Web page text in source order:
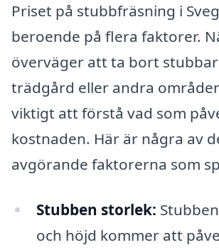
Priset på stubbfräsning i
beroende på flera faktorer.
överväger att ta bort
trädgård eller andra
viktigt att förstå vad som
kostnaden. Här är några av
avgörande faktorerna som
Stubben storlek:
och höjd kommer att